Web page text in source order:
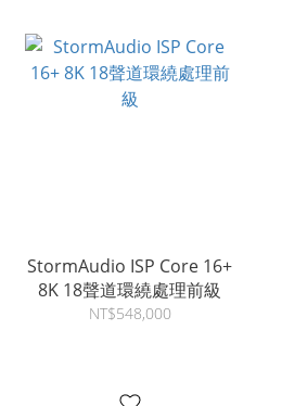
StormAudio ISP Core 16+
8K 18聲道環繞處理前級
NT$548,000